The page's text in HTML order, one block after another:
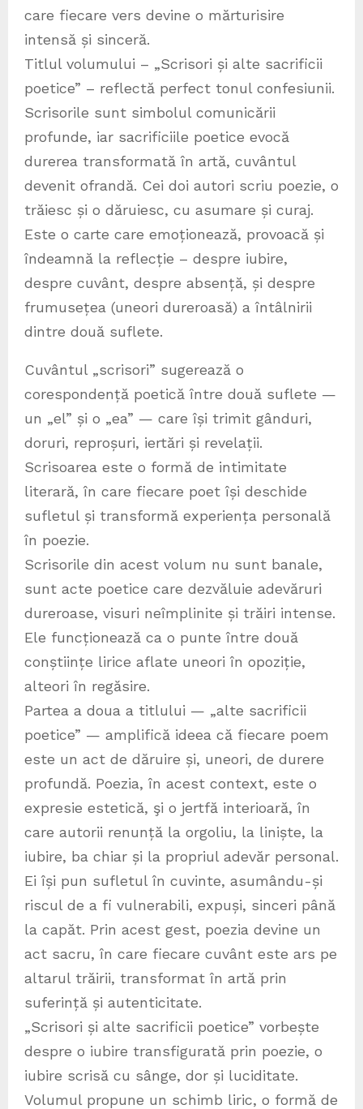
care fiecare vers devine o mărturisire
intensă și sinceră.
Titlul volumului – „Scrisori și alte sacrificii
poetice” – reflectă perfect tonul confesiunii.
Scrisorile sunt simbolul comunicării
profunde, iar sacrificiile poetice evocă
durerea transformată în artă, cuvântul
devenit ofrandă. Cei doi autori scriu poezie, o
trăiesc și o dăruiesc, cu asumare și curaj.
Este o carte care emoționează, provoacă și
îndeamnă la reflecție – despre iubire,
despre cuvânt, despre absență, și despre
frumusețea (uneori dureroasă) a întâlnirii
dintre două suflete.
Cuvântul „scrisori” sugerează o
corespondență poetică între două suflete —
un „el” și o „ea” — care își trimit gânduri,
doruri, reproșuri, iertări și revelații.
Scrisoarea este o formă de intimitate
literară, în care fiecare poet își deschide
sufletul și transformă experiența personală
în poezie.
Scrisorile din acest volum nu sunt banale,
sunt acte poetice care dezvăluie adevăruri
dureroase, visuri neîmplinite și trăiri intense.
Ele funcționează ca o punte între două
conștiințe lirice aflate uneori în opoziție,
alteori în regăsire.
Partea a doua a titlului — „alte sacrificii
poetice” — amplifică ideea că fiecare poem
este un act de dăruire și, uneori, de durere
profundă. Poezia, în acest context, este o
expresie estetică, şi o jertfă interioară, în
care autorii renunță la orgoliu, la liniște, la
iubire, ba chiar și la propriul adevăr personal.
Ei își pun sufletul în cuvinte, asumându-și
riscul de a fi vulnerabili, expuși, sinceri până
la capăt. Prin acest gest, poezia devine un
act sacru, în care fiecare cuvânt este ars pe
altarul trăirii, transformat în artă prin
suferință și autenticitate.
„Scrisori și alte sacrificii poetice” vorbește
despre o iubire transfigurată prin poezie, o
iubire scrisă cu sânge, dor și luciditate.
Volumul propune un schimb liric, o formă de